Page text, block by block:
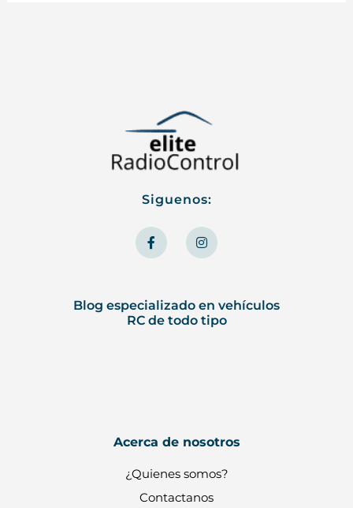
Siguenos:
F
a
c
e
o
k
-
I
n
s
t
r
a
m
Blog especializado en vehículos
RC de todo tipo
Acerca de nosotros
¿Quienes somos?
Contactanos